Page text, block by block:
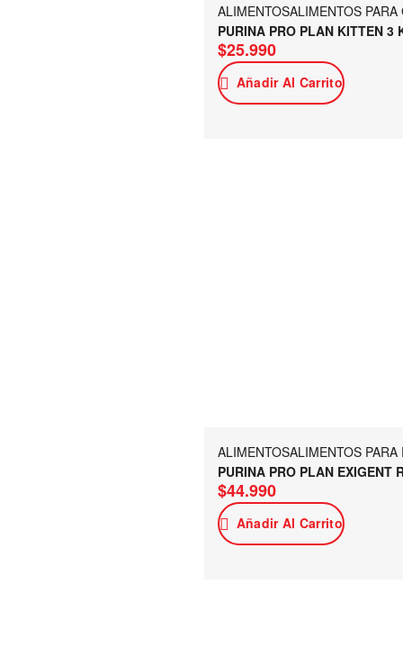
ALIMENTOSALIMENTOS PARA
PURINA PRO PLAN KITTEN 3
$25.990
Añadir Al Carrito
ALIMENTOSALIMENTOS PARA
PURINA PRO PLAN EXIGENT
$44.990
Añadir Al Carrito